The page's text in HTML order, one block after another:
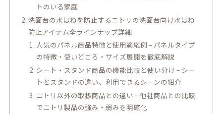
トのいる家庭
洗面台の水はねを防止するニトリの洗面台向け水はね
防止アイテム全ラインナップ詳細
人気のパネル商品特徴と使用適応例 – パネルタイプ
の特徴・使いどころ・サイズ展開を徹底解説
シート・スタンド商品の機能比較と使い分け – シー
トとスタンドの違い、利用できるシーンの紹介
ニトリ以外の取扱商品との違い – 他社商品との比較
でニトリ製品の強み・弱みを明確化